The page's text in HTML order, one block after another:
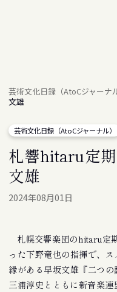
芸術文化日録（AtoCジャーナル
文雄
芸術文化日録（AtoCジャーナル）
札響hitaru定
文雄
2024年08月01日
札幌交響楽団のhitaru定
った下野竜也の指揮で、
縁がある早坂文雄『二つの
三浦淳史とともに新音楽